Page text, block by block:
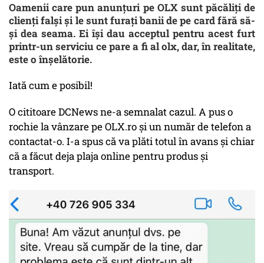
Oamenii care pun anunțuri pe OLX sunt păcăliți de
clienți falși și le sunt furați banii de pe card fără să-
și dea seama. Ei își dau acceptul pentru acest furt
printr-un serviciu ce pare a fi al olx, dar, în realitate,
este o înșelătorie.
Iată cum e posibil!
O cititoare DCNews ne-a semnalat cazul. A pus o
rochie la vânzare pe OLX.ro și un număr de telefon a
contactat-o. I-a spus că va plăti totul în avans și chiar
că a făcut deja plaja online pentru produs și
transport.